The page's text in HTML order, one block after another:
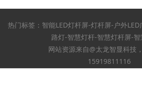
热门标签：智能LED灯杆屏-灯杆屏-户外
路灯-智慧灯杆-智慧灯杆屏-
网站资源来自@太龙智显科技
15919811116